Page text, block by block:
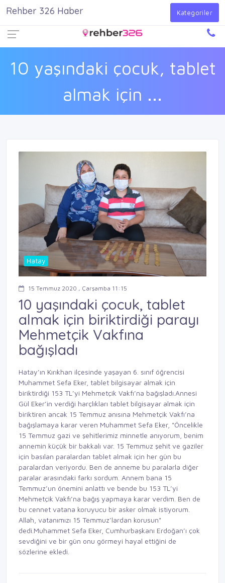
Giriş Yap
10 yaşındaki çocuk, tablet
almak için ...
Rehber 326 Haber Kategoriler
Hatay
15 Temmuz 2020 , Çarşamba 11:15
10 yaşındaki çocuk, tablet
almak için biriktirdiği parayı
Mehmetçik Vakfına
bağışladı
Hatay’ın Kırıkhan ilçesinde yaşayan 6. sınıf öğrencisi
Muhammet Sefa Eker, tablet bilgisayar almak için
biriktirdiği 153 TL’yi Mehmetçik Vakfı’na bağışladı.Annesi
Gül Eker’in verdiği harçlıkları tablet bilgisayar almak için
biriktiren ancak 15 Temmuz anısına Mehmetçik Vakfı’na
bağışlamaya karar veren Muhammet Sefa Eker, "Öncelikle
15 Temmuz gazi ve şehitlerimiz minnetle anıyorum, benim
annemin küçük bir bakkalı var. 15 Temmuz şehit ve gaziler
için basılan paralardan tablet almak için her gün bu
paralardan veriyordu. Ben de anneme bu paralarla diğer
paralar arasındaki farkı sordum. Annem bana 15
Temmuz’un önemini anlattı ve bende bu 153 TL’yi
Mehmetçik Vakfı’na bağış yapmaya karar verdim. Ben de
bu cennet vatana koruyucu bir asker olmak istiyorum.
Allah, vatanımızı 15 Temmuz’lardan korusun"
dedi.Muhammet Sefa Eker, Cumhurbaşkanı Erdoğan’ı çok
sevdiğini ve bir gün onu görmeyi hayal ettiğini de
sözlerine ekledi.